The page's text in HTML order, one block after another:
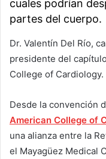
cuales podrían
partes del cuerpo.
Dr. Valentín Del Río,
presidente del
College of Cardiology.
Desde la convención
American College of
una alianza entre la
el Mayagüez Medical